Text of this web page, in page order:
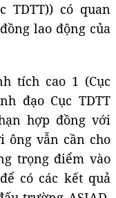
TDTT)) có quan
lao động của
tích cao 1 (Cục
đạo Cục TDTT
hợp đồng với
ông vẫn cần cho
trọng điểm vào
có các kết quả